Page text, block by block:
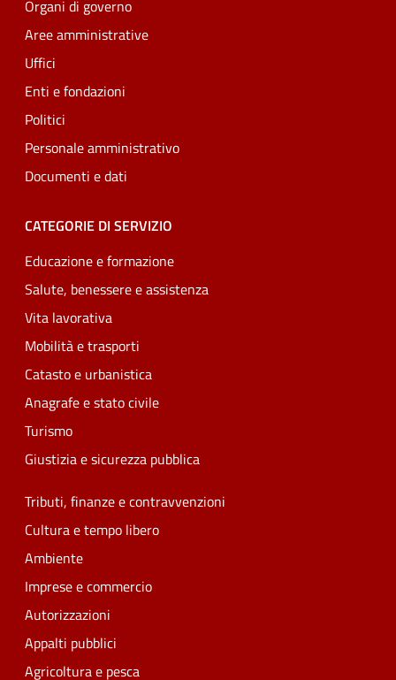
Organi di governo
Aree amministrative
Uffici
Enti e fondazioni
Politici
Personale amministrativo
Documenti e dati
CATEGORIE DI SERVIZIO
Educazione e formazione
Salute, benessere e assistenza
Vita lavorativa
Mobilità e trasporti
Catasto e urbanistica
Anagrafe e stato civile
Turismo
Giustizia e sicurezza pubblica
Tributi, finanze e contravvenzioni
Cultura e tempo libero
Ambiente
Imprese e commercio
Autorizzazioni
Appalti pubblici
Agricoltura e pesca